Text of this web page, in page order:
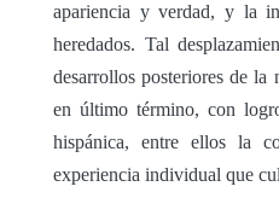
apariencia y verdad, y la
heredados. Tal
desarrollos posteriores de la
en último término, con
hispánica, entre ellos la
experiencia individual que